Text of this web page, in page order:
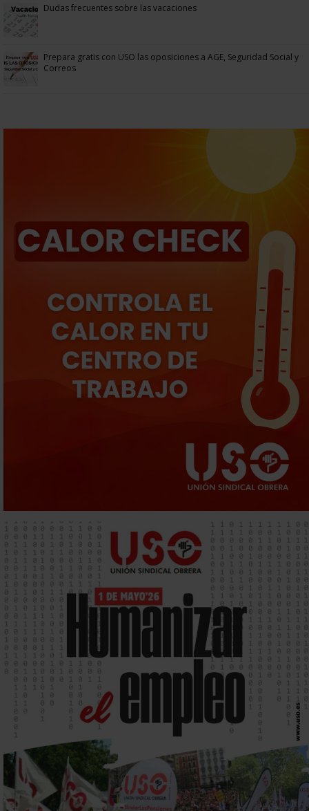
Dudas frecuentes sobre las vacaciones
Prepara gratis con USO las oposiciones a AGE, Seguridad Social y
Correos